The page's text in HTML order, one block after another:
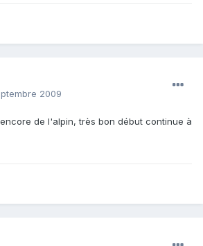
2009
de l'alpin, très bon début continue à